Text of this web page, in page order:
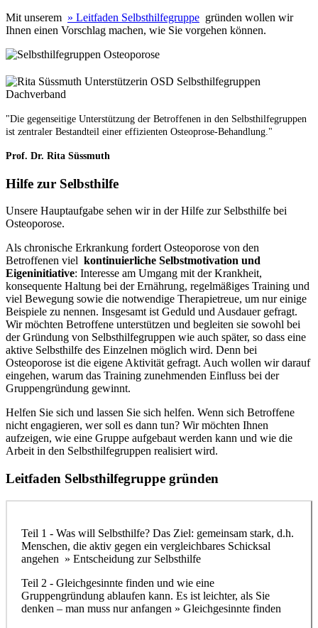
Mit unserem » Leitfaden Selbsthilfegruppe gründen wollen wir
Ihnen einen Vorschlag machen, wie Sie vorgehen können.
"Die gegenseitige Unterstützung der Betroffenen in den Selbsthilfegruppen
ist zentraler Bestandteil einer effizienten Osteoprose-Behandlung."
Prof. Dr. Rita Süssmuth
Hilfe zur Selbsthilfe
Unsere Hauptaufgabe sehen wir in der Hilfe zur Selbsthilfe bei
Osteoporose.
Als chronische Erkrankung fordert Osteoporose von den
Betroffenen viel kontinuierliche Selbstmotivation und
Eigeninitiative: Interesse am Umgang mit der Krankheit,
konsequente Haltung bei der Ernährung, regelmäßiges Training und
viel Bewegung sowie die notwendige Therapietreue, um nur einige
Beispiele zu nennen. Insgesamt ist Geduld und Ausdauer gefragt.
Wir möchten Betroffene unterstützen und begleiten sie sowohl bei
der Gründung von Selbsthilfegruppen wie auch später, so dass eine
aktive Selbsthilfe des Einzelnen möglich wird. Denn bei
Osteoporose ist die eigene Aktivität gefragt. Auch wollen wir darauf
eingehen, warum das Training zunehmenden Einfluss bei der
Gruppengründung gewinnt.
Helfen Sie sich und lassen Sie sich helfen. Wenn sich Betroffene
nicht engagieren, wer soll es dann tun? Wir möchten Ihnen
aufzeigen, wie eine Gruppe aufgebaut werden kann und wie die
Arbeit in den Selbsthilfegruppen realisiert wird.
Leitfaden Selbsthilfegruppe gründen
Teil 1 - Was will Selbsthilfe? Das Ziel: gemeinsam stark, d.h.
Menschen, die aktiv gegen ein vergleichbares Schicksal
angehen » Entscheidung zur Selbsthilfe
Teil 2 - Gleichgesinnte finden und wie eine
Gruppengründung ablaufen kann. Es ist leichter, als Sie
denken – man muss nur anfangen » Gleichgesinnte finden